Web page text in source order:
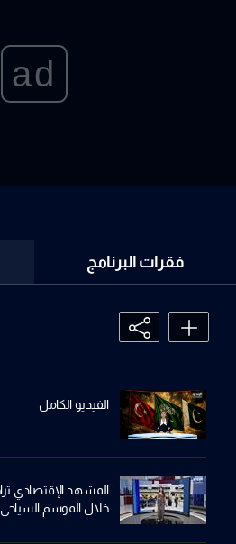
ad
فقرات البرنامج
الفيديو الكامل
خلال الموسم السياحي